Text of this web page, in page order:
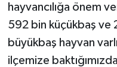
hayvancılığa önem
592 bin küçükbaş ve
büyükbaş hayvan
ilçemize